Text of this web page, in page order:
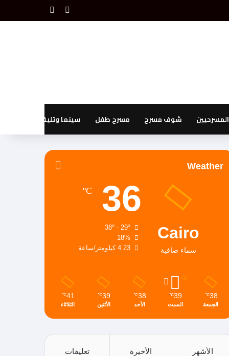
إضافة عمود جانبي
شوف مسرح مسرح طفل سينما وتليفزيون
Weather
Cairo
سماء صافية
36
℃
18%
4.23 كيلومتر/ساعة
38
℃
الجمعة
39
℃
السبت
38
℃
الأحد
39
℃
الأثنين
41
℃
الثلاثاء
الأشهر الأخيرة تعليقات